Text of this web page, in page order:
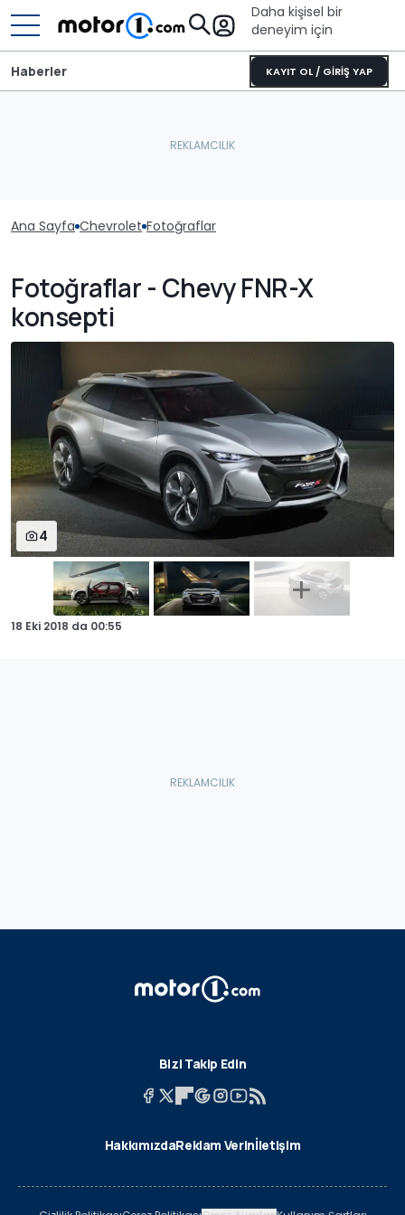
Daha kişisel bir
deneyim için
KAYIT OL / GİRİŞ YAP
Haberler
Ana Sayfa Chevrolet Fotoğraflar
Fotoğraflar - Chevy FNR-X
konsepti
4
18 Eki 2018 da 00:55
Bizi Takip Edin
HakkımızdaReklam Verinİletişim